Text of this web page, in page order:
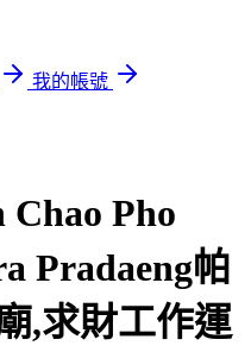
我的帳號
Pho
Pradaeng帕
,求財工作運